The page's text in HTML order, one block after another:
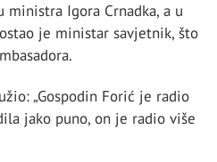
ministra Igora Crnadka, a u
je ministar savjetnik, što
„Gospodin Forić je radio
jako puno, on je radio više